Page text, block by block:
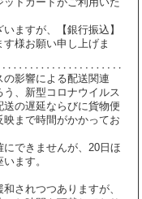
ますが、【銀行振込】
様お願い申し上げま
の影響による配送関連
、新型コロナウイルス
の遅延ならびに貨物便
まで時間がかかってお
できませんが、20日ほ
ます。
されつつありますが、